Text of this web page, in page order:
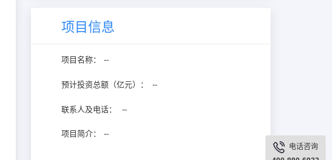
项目信息
项目名称： --
预计投资总额（亿元）： --
联系人及电话： --
项目简介： --
电话咨询